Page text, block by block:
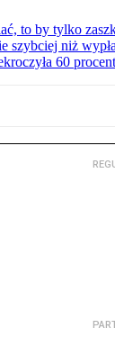
to by tylko
szybciej niż
60 procent